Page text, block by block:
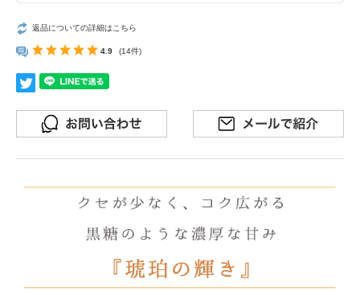
返品についての詳細はこちら
4.9 (14件)